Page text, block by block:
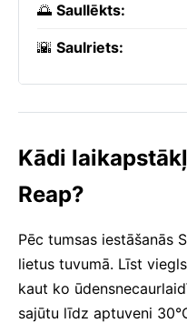
🌅 Saullēkts:
🌇 Saulriets:
Kādi
Reap?
Pēc tumsas iestāšanās
lietus tuvumā. Līst
kaut ko
sajūtu līdz aptuveni